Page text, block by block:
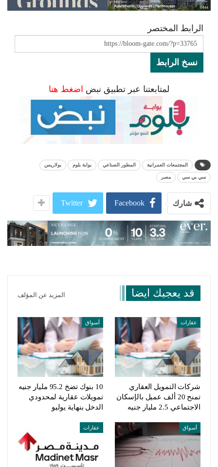
الرابط المختصر
نسخ الرابط
لمتابعتنا عبر تطبيق نبض اضغط هنا
المجتمعات العمرانية المطور الصناعي بوابة بلوم بولاريس
سي بي سي مصر
شارك Facebook
Twitter
قد يعجبك ايضا المزيد عن المؤلف
عقارات
شركات التمويل العقاري
تمنح 20 ألف عميل بالإسكان
الاجتماعي 2.5 مليار جنيه
أسواق
10 بنوك تضخ 95.2 مليار جنيه
تمويلات عقارية لمحدودي
الدخل بنهاية يوليو
أسواق عقارات